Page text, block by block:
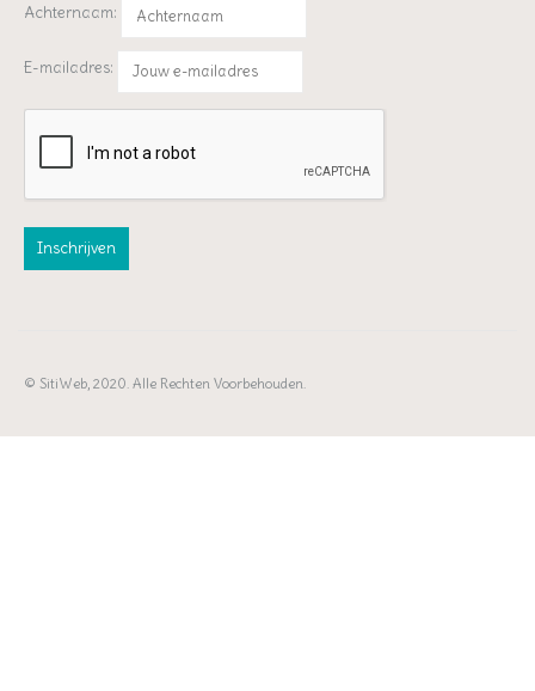
Achternaam:
E-mailadres:
© SitiWeb, 2020. Alle Rechten Voorbehouden.